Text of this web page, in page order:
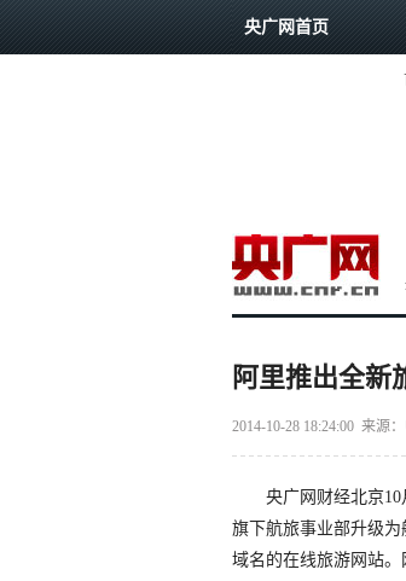
央广网首页
阿里推出全新
2014-10-28 18:24:00 来源：
央广网财经北京10
旗下航旅事业部升级为
域名的在线旅游网站